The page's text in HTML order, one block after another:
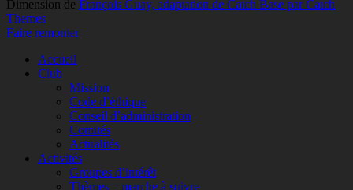
Dimension de François Guay, adaptation de Catch Base par Catch
Themes
Faire remonter
Accueil
Club
Mission
Code d’éthique
Conseil d’administration
Comités
Actualités
Activités
Groupes d’intérêt
Thèmes – marche à suivre